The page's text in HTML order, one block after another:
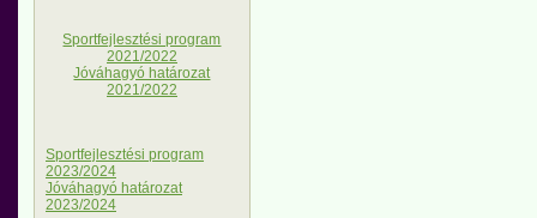
Sportfejlesztési program
2021/2022
Jóváhagyó határozat
2021/2022
Sportfejlesztési program
2023/2024
Jóváhagyó határozat
2023/2024